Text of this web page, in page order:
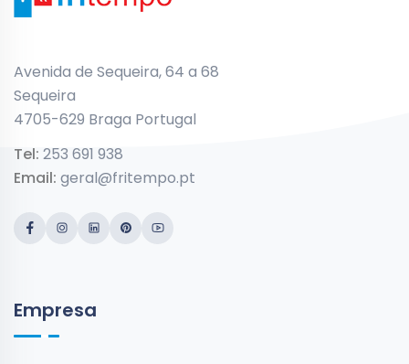
Avenida de Sequeira, 64 a 68
Sequeira
4705-629 Braga Portugal
Tel: 253 691 938
Email: geral@fritempo.pt
Empresa